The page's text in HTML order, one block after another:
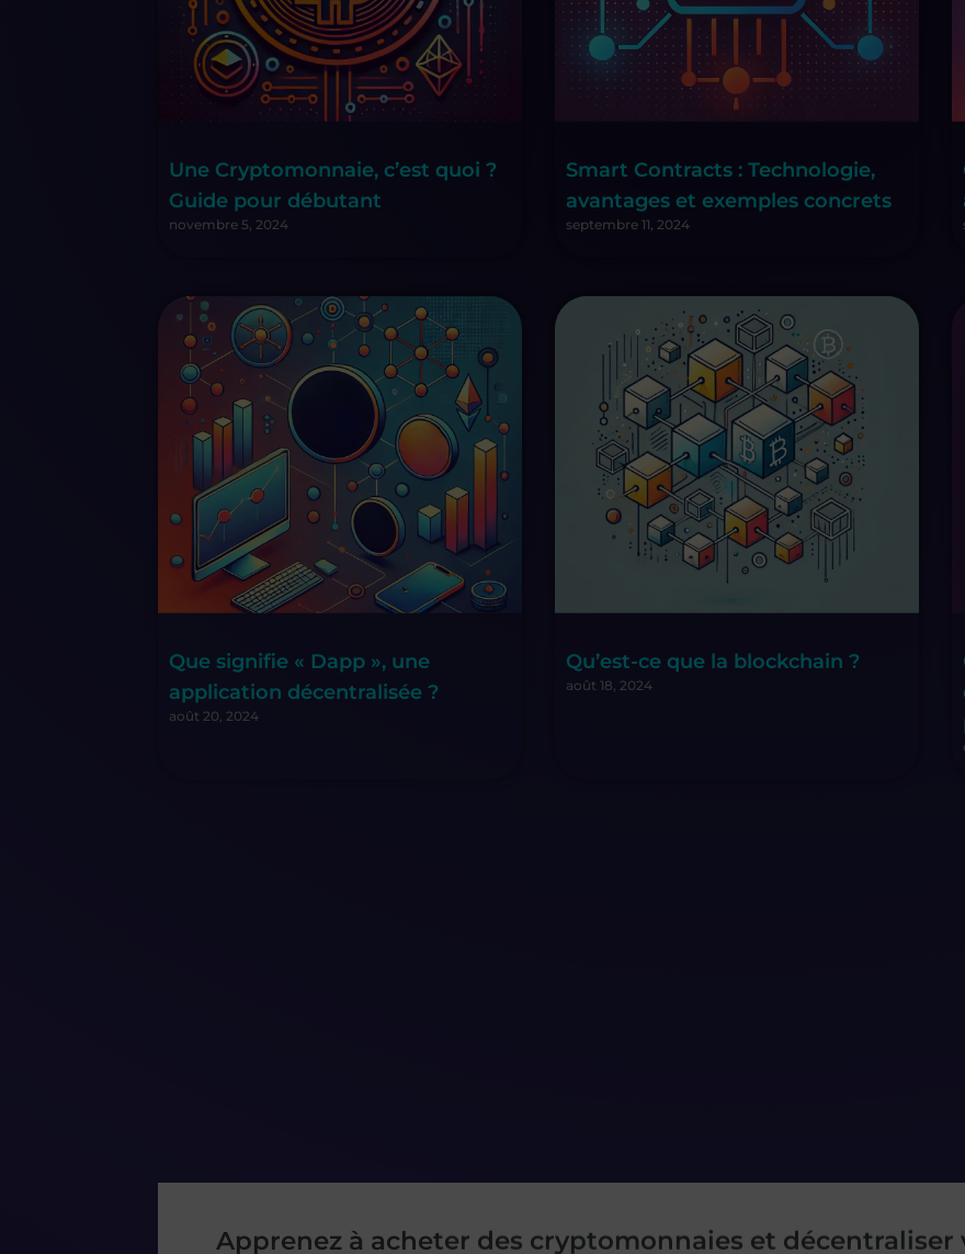
Une Cryptomonnaie, c’est quoi ?
Guide pour débutant
novembre 5, 2024
Smart Contracts : Technologie,
avantages et exemples concrets
septembre 11, 2024
Que signifie « Dapp », une
application décentralisée ?
août 20, 2024
Qu’est-ce que la blockchain ?
août 18, 2024
Apprenez à acheter des cryptomonnaies et décentraliser